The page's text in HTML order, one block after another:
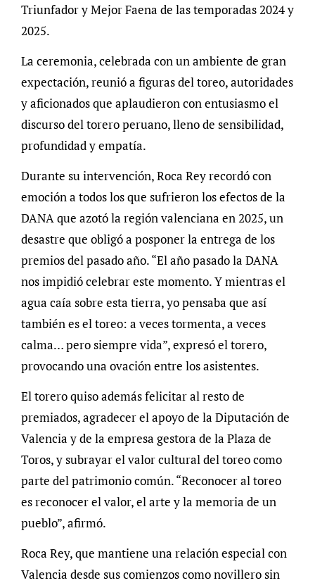
Triunfador y Mejor Faena de las temporadas 2024 y
2025.
La ceremonia, celebrada con un ambiente de gran
expectación, reunió a figuras del toreo, autoridades
y aficionados que aplaudieron con entusiasmo el
discurso del torero peruano, lleno de sensibilidad,
profundidad y empatía.
Durante su intervención, Roca Rey recordó con
emoción a todos los que sufrieron los efectos de la
DANA que azotó la región valenciana en 2025, un
desastre que obligó a posponer la entrega de los
premios del pasado año. “El año pasado la DANA
nos impidió celebrar este momento. Y mientras el
agua caía sobre esta tierra, yo pensaba que así
también es el toreo: a veces tormenta, a veces
calma… pero siempre vida”, expresó el torero,
provocando una ovación entre los asistentes.
El torero quiso además felicitar al resto de
premiados, agradecer el apoyo de la Diputación de
Valencia y de la empresa gestora de la Plaza de
Toros, y subrayar el valor cultural del toreo como
parte del patrimonio común. “Reconocer al toreo
es reconocer el valor, el arte y la memoria de un
pueblo”, afirmó.
Roca Rey, que mantiene una relación especial con
Valencia desde sus comienzos como novillero sin